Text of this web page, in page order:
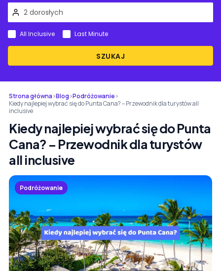
SZUKAJ
All Inclusive Last Minute
Strona główna›Blog›Podróżowanie›
Kiedy najlepiej wybrać się do Punta Cana? – Przewodnik dla turystów all
inclusive
Kiedy najlepiej wybrać się do Punta
Cana? – Przewodnik dla turystów
all inclusive
Podróżowanie